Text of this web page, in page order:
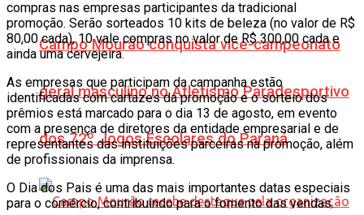
Campo Mourão conquista vice-campeonato
geral masculino no Atletismo Paradesportivo
dos 72º Jogos Escolares do Paraná
compras nas empresas participantes da tradicional
promoção. Serão sorteados 10 kits de beleza (no valor de R$
80,00 cada), 10 vale compras no valor de R$ 300,00 cada e
ainda uma cervejeira.
As empresas que participam da campanha estão
identificadas com cartazes da promoção e o sorteio dos
prêmios está marcado para o dia 13 de agosto, em evento
com a presença de diretores da entidade empresarial e de
representantes das instituições parceiras na promoção, além
de profissionais da imprensa.
O Dia dos Pais é uma das mais importantes datas especiais
para o comércio, contribuindo para o fomento das vendas.